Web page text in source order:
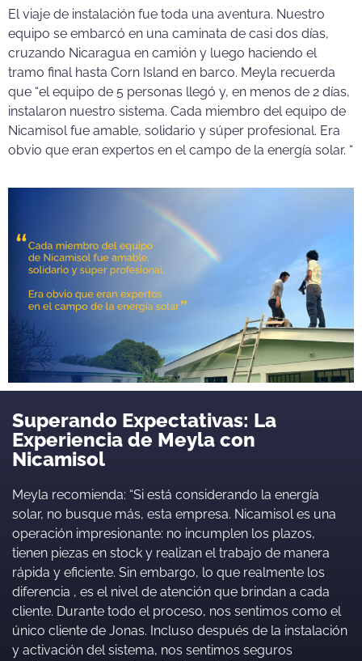
El viaje de instalación fue toda una aventura. Nuestro
equipo se embarcó en una caminata de casi dos días,
cruzando Nicaragua en camión y luego haciendo el
tramo final hasta Corn Island en barco. Meyla recuerda
que “el equipo de 5 personas llegó y, en menos de 2 días,
instalaron nuestro sistema. Cada miembro del equipo de
Nicamisol fue amable, solidario y súper profesional. Era
obvio que eran expertos en el campo de la energía solar. “
Superando Expectativas: La
Experiencia de Meyla con
Nicamisol
Meyla recomienda: “Si está considerando la energía
solar, no busque más, esta empresa. Nicamisol es una
operación impresionante: no incumplen los plazos,
tienen piezas en stock y realizan el trabajo de manera
rápida y eficiente. Sin embargo, lo que realmente los
diferencia , es el nivel de atención que brindan a cada
cliente. Durante todo el proceso, nos sentimos como el
único cliente de Jonas. Incluso después de la instalación
y activación del sistema, nos sentimos seguros